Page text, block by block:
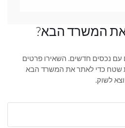
המשרד הבא?
עם נכסים חדשים. השאירו פרטים
שטח כדי לאתר את המשרד הבא
לשוק.